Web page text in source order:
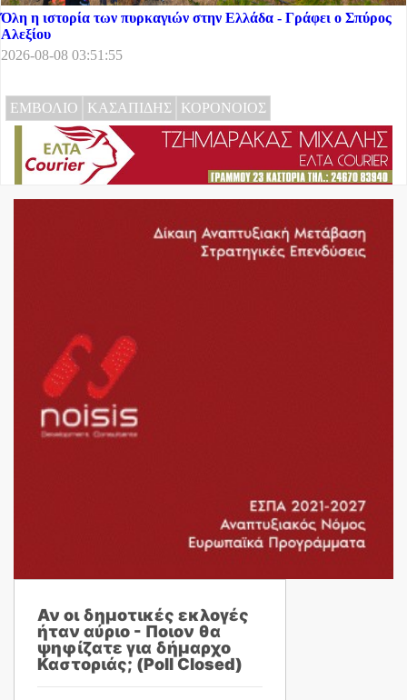
Όλη η ιστορία των πυρκαγιών στην Ελλάδα - Γράφει ο Σπύρος
Αλεξίου
2026-08-08 03:51:55
ΕΜΒΟΛΙΟ ΚΑΣΑΠΙΔΗΣ ΚΟΡΟΝΟΙΟΣ
Αν οι δημοτικές εκλογές
ήταν αύριο - Ποιον θα
ψηφίζατε για δήμαρχο
Καστοριάς; (Poll Closed)